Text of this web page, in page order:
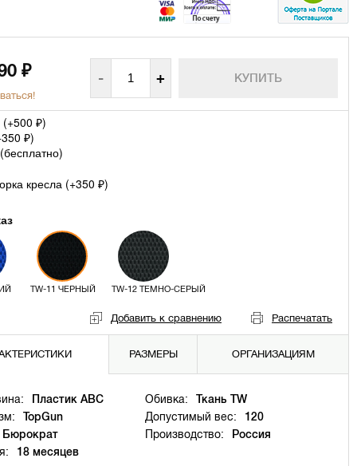
₽ - +
(+500 ₽)
350 ₽)
бесплатно)
кресла (+350 ₽)
TW-11 ЧЕРНЫЙ TW-12 ТЕМНО-СЕРЫЙ
Добавить к сравнению Распечатать
РАЗМЕРЫ ОРГАНИЗАЦИЯМ
Пластик ABC Обивка:
Ткань TW
TopGun Допустимый вес:
120
Бюрократ
Производство:
Россия
18 месяцев